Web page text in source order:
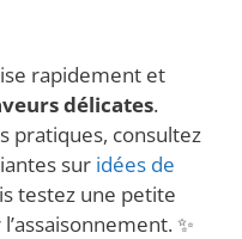
rapidement et
délicates.
pratiques, consultez
sur idées de
testez une petite
✨